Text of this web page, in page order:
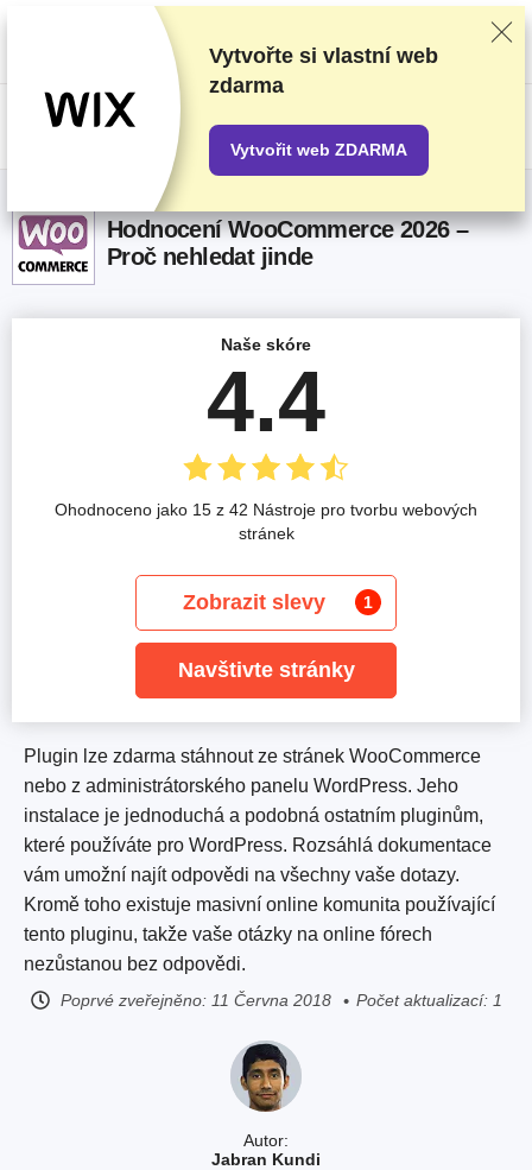
Poskytovatele hodnotíme na základě důkladného testování a průzkumu,
ale také s ohledem na vaši zpětnou vazbu a naše obchodní dohody s
poskytovateli. Tato stránka obsahuje partnerské odkazy.Prohlášení o
US$
Hodnocení WooCommerce 2026 –
Proč nehledat jinde
Autor:
Jabran Kundi
Plugin lze zdarma stáhnout ze stránek WooCommerce
nebo z administrátorského panelu WordPress. Jeho
instalace je jednoduchá a podobná ostatním pluginům,
které používáte pro WordPress. Rozsáhlá dokumentace
vám umožní najít odpovědi na všechny vaše dotazy.
Kromě toho existuje masivní online komunita používající
tento pluginu, takže vaše otázky na online fórech
nezůstanou bez odpovědi.
Poprvé zveřejněno: 11 Června 2018 Počet aktualizací: 1
Naše skóre
4.4
Ohodnoceno jako 15 z 42 Nástroje pro tvorbu webových
stránek
Zobrazit slevy 1
Navštivte stránky
Vytvořte si vlastní web
zdarma
Vytvořit web ZDARMA